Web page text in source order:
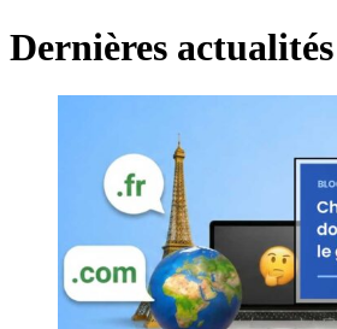
Dernières actualités